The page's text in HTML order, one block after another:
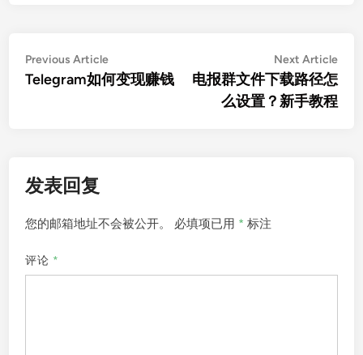
文
章
Previous ArticlePrevious
article:
Telegram如何变现赚钱
Next Article
电报群文件下载路径怎
么设置？新手教程
发表回复
您的邮箱地址不会被公开。 必填项已用 * 标注
评论 *